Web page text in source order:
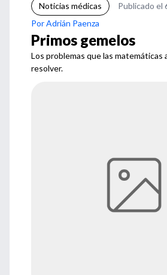
Noticias médicas
Publicado el
Por Adrián Paenza
Primos gemelos
Los problemas que las matemáticas
resolver.